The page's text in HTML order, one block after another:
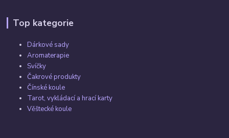
Top kategorie
Dárkové sady
Aromaterapie
Svíčky
Čakrové produkty
Čínské koule
Tarot, vykládací a hrací karty
Věštecké koule